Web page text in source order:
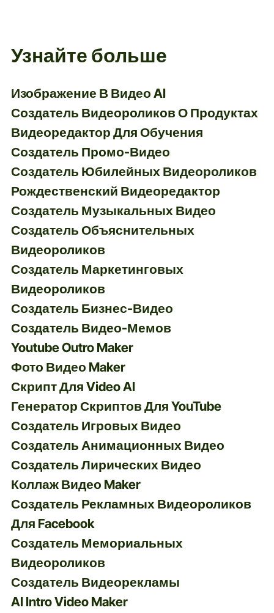
Узнайте больше
Изображение В Видео AI
Создатель Видеороликов О Продуктах
Видеоредактор Для Обучения
Создатель Промо-Видео
Создатель Юбилейных Видеороликов
Рождественский Видеоредактор
Создатель Музыкальных Видео
Создатель Объяснительных
Видеороликов
Создатель Маркетинговых
Видеороликов
Создатель Бизнес-Видео
Создатель Видео-Мемов
Youtube Outro Maker
Фото Видео Maker
Скрипт Для Video AI
Генератор Скриптов Для YouTube
Создатель Игровых Видео
Создатель Анимационных Видео
Создатель Лирических Видео
Коллаж Видео Maker
Создатель Рекламных Видеороликов
Для Facebook
Создатель Мемориальных
Видеороликов
Создатель Видеорекламы
AI Intro Video Maker